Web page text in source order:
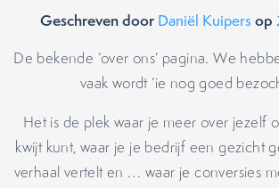
Geschreven door Daniël Kuipers op
De bekende ‘over ons’ pagina. We
vaak wordt ‘ie nog goed
Het is de plek waar je meer over jezelf
kwijt kunt, waar je je bedrijf een gezicht
verhaal vertelt en … waar je conversies